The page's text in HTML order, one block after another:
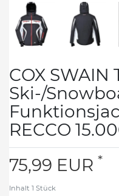
COX
Ski-/
RECCO
75,99 EUR *
Inhalt 1 Stück